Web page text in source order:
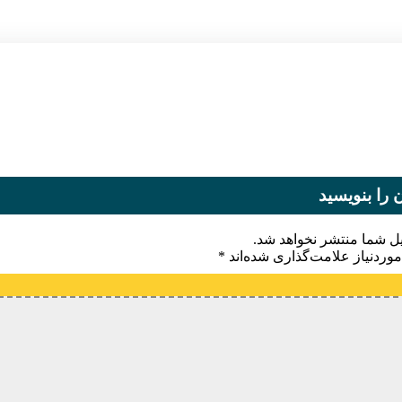
را بنویسید
شما منتشر نخواهد شد.
علامت‌گذاری شده‌اند *